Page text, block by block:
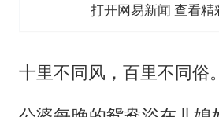
打开网易新闻 查看精
十里不同风，百里不同俗。